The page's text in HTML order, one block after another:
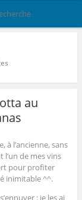
au
à l’ancienne, sans
l’un de mes vins
pour profiter
inimitable ^^.
: je les ai